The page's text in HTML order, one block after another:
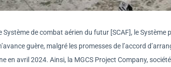
Système de combat aérien du futur [SCAF], le
guère, malgré les promesses de l’accord
en avril 2024. Ainsi, la MGCS Project Company,